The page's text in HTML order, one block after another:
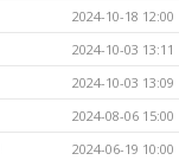
2024-10-18 12:00
2024-10-03 13:11
2024-10-03 13:09
2024-08-06 15:00
2024-06-19 10:00